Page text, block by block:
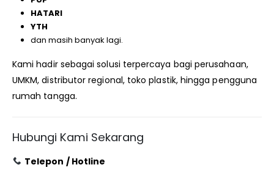
HATARI
YTH
dan masih banyak lagi.
Kami hadir sebagai solusi terpercaya bagi perusahaan,
UMKM, distributor regional, toko plastik, hingga pengguna
rumah tangga.
Hubungi Kami Sekarang
Telepon / Hotline